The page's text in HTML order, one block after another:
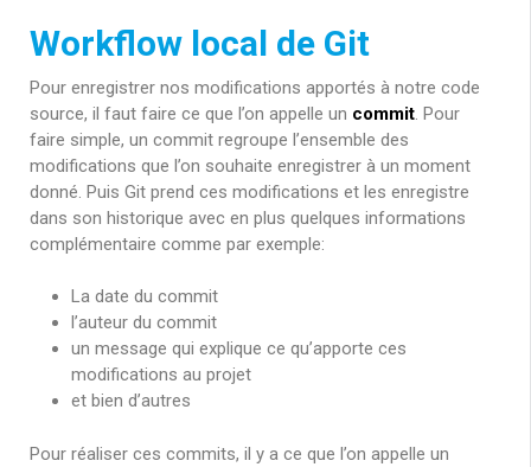
Workflow local de Git
Pour enregistrer nos modifications apportés à notre code
source, il faut faire ce que l’on appelle un commit. Pour
faire simple, un commit regroupe l’ensemble des
modifications que l’on souhaite enregistrer à un moment
donné. Puis Git prend ces modifications et les enregistre
dans son historique avec en plus quelques informations
complémentaire comme par exemple:
La date du commit
l’auteur du commit
un message qui explique ce qu’apporte ces
modifications au projet
et bien d’autres
Pour réaliser ces commits, il y a ce que l’on appelle un